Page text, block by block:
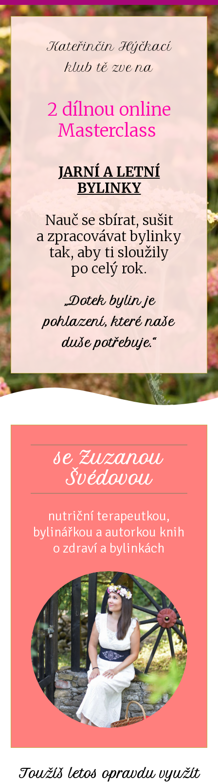
Kateřinčin Hýčkací
klub tě zve na
2 dílnou online
Masterclass
JARNÍ A LETNÍ
BYLINKY
Nauč se sbírat, sušit
a zpracovávat bylinky
tak, aby ti sloužily
po celý rok.
„Dotek bylin je
pohlazení, které naše
duše potřebuje.“
se Zuzanou
Švédovou
nutriční terapeutkou,
bylinářkou a autorkou knih
o zdraví a bylinkách
Toužíš letos opravdu využít